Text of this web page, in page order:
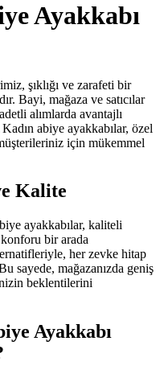
Ayakkabı
şıklığı ve zarafeti bir
Bayi, mağaza ve satıcılar
alımlarda avantajlı
abiye ayakkabılar, özel
için mükemmel
Kalite
ayakkabılar, kaliteli
bir arada
her zevke hitap
sayede, mağazanızda geniş
beklentilerini
Ayakkabı